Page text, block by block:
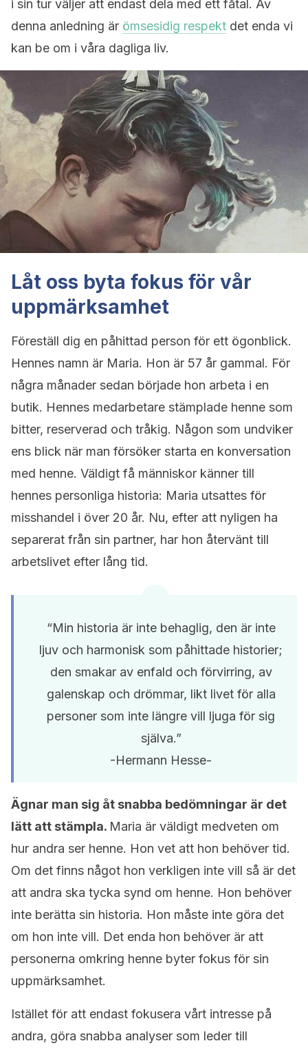
i sin tur väljer att endast dela med ett fåtal. Av
denna anledning är ömsesidig respekt det enda vi
kan be om i våra dagliga liv.
Låt oss byta fokus för vår
uppmärksamhet
Föreställ dig en påhittad person för ett ögonblick.
Hennes namn är Maria. Hon är 57 år gammal. För
några månader sedan började hon arbeta i en
butik. Hennes medarbetare stämplade henne som
bitter, reserverad och tråkig. Någon som undviker
ens blick när man försöker starta en konversation
med henne. Väldigt få människor känner till
hennes personliga historia: Maria utsattes för
misshandel i över 20 år. Nu, efter att nyligen ha
separerat från sin partner, har hon återvänt till
arbetslivet efter lång tid.
“Min historia är inte behaglig, den är inte
ljuv och harmonisk som påhittade historier;
den smakar av enfald och förvirring, av
galenskap och drömmar, likt livet för alla
personer som inte längre vill ljuga för sig
själva.”
-Hermann Hesse-
Ägnar man sig åt snabba bedömningar är det
lätt att stämpla. Maria är väldigt medveten om
hur andra ser henne. Hon vet att hon behöver tid.
Om det finns något hon verkligen inte vill så är det
att andra ska tycka synd om henne. Hon behöver
inte berätta sin historia. Hon måste inte göra det
om hon inte vill. Det enda hon behöver är att
personerna omkring henne byter fokus för sin
uppmärksamhet.
Istället för att endast fokusera vårt intresse på
andra, göra snabba analyser som leder till